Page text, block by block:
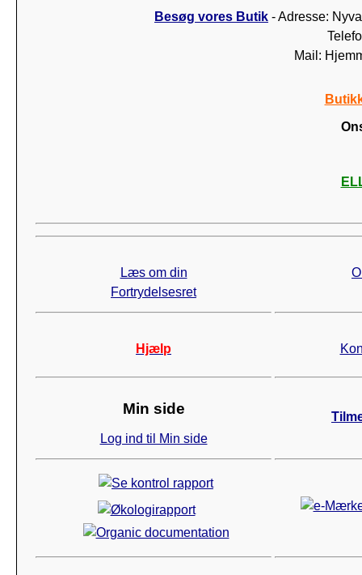
Besøg vores Butik - Adresse:
Mail:
Læs om din
Fortrydelsesret
Hjælp
Min side
Log ind til Min side